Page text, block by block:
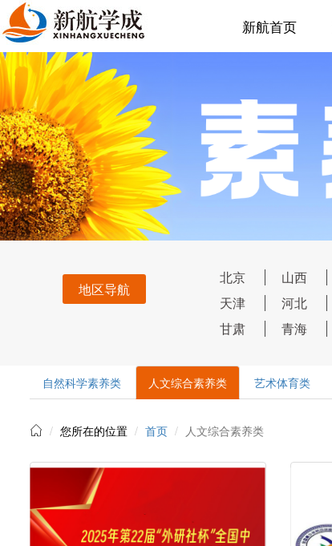
新航首页
地区导航
北京 山西
天津
河北
甘肃
青海
自然科学素养类 人文综合素养类 艺术体育类
您所在的位置 首页 人文综合素养类